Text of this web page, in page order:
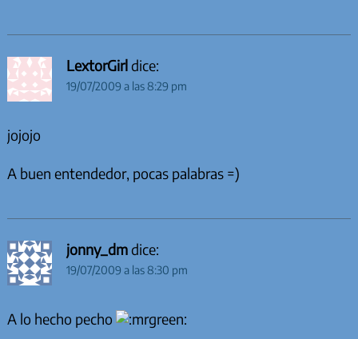
LextorGirl dice:
19/07/2009 a las 8:29 pm
jojojo
A buen entendedor, pocas palabras =)
jonny_dmdice:
19/07/2009 a las 8:30 pm
A lo hecho pecho